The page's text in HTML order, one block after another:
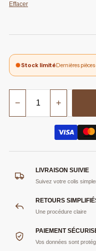
Effacer
Stock limitéDernières
− +
LIVRAISON SUIVIE
Suivez votre colis
RETOURS
Une procédure claire
PAIEMENT
Vos données sont